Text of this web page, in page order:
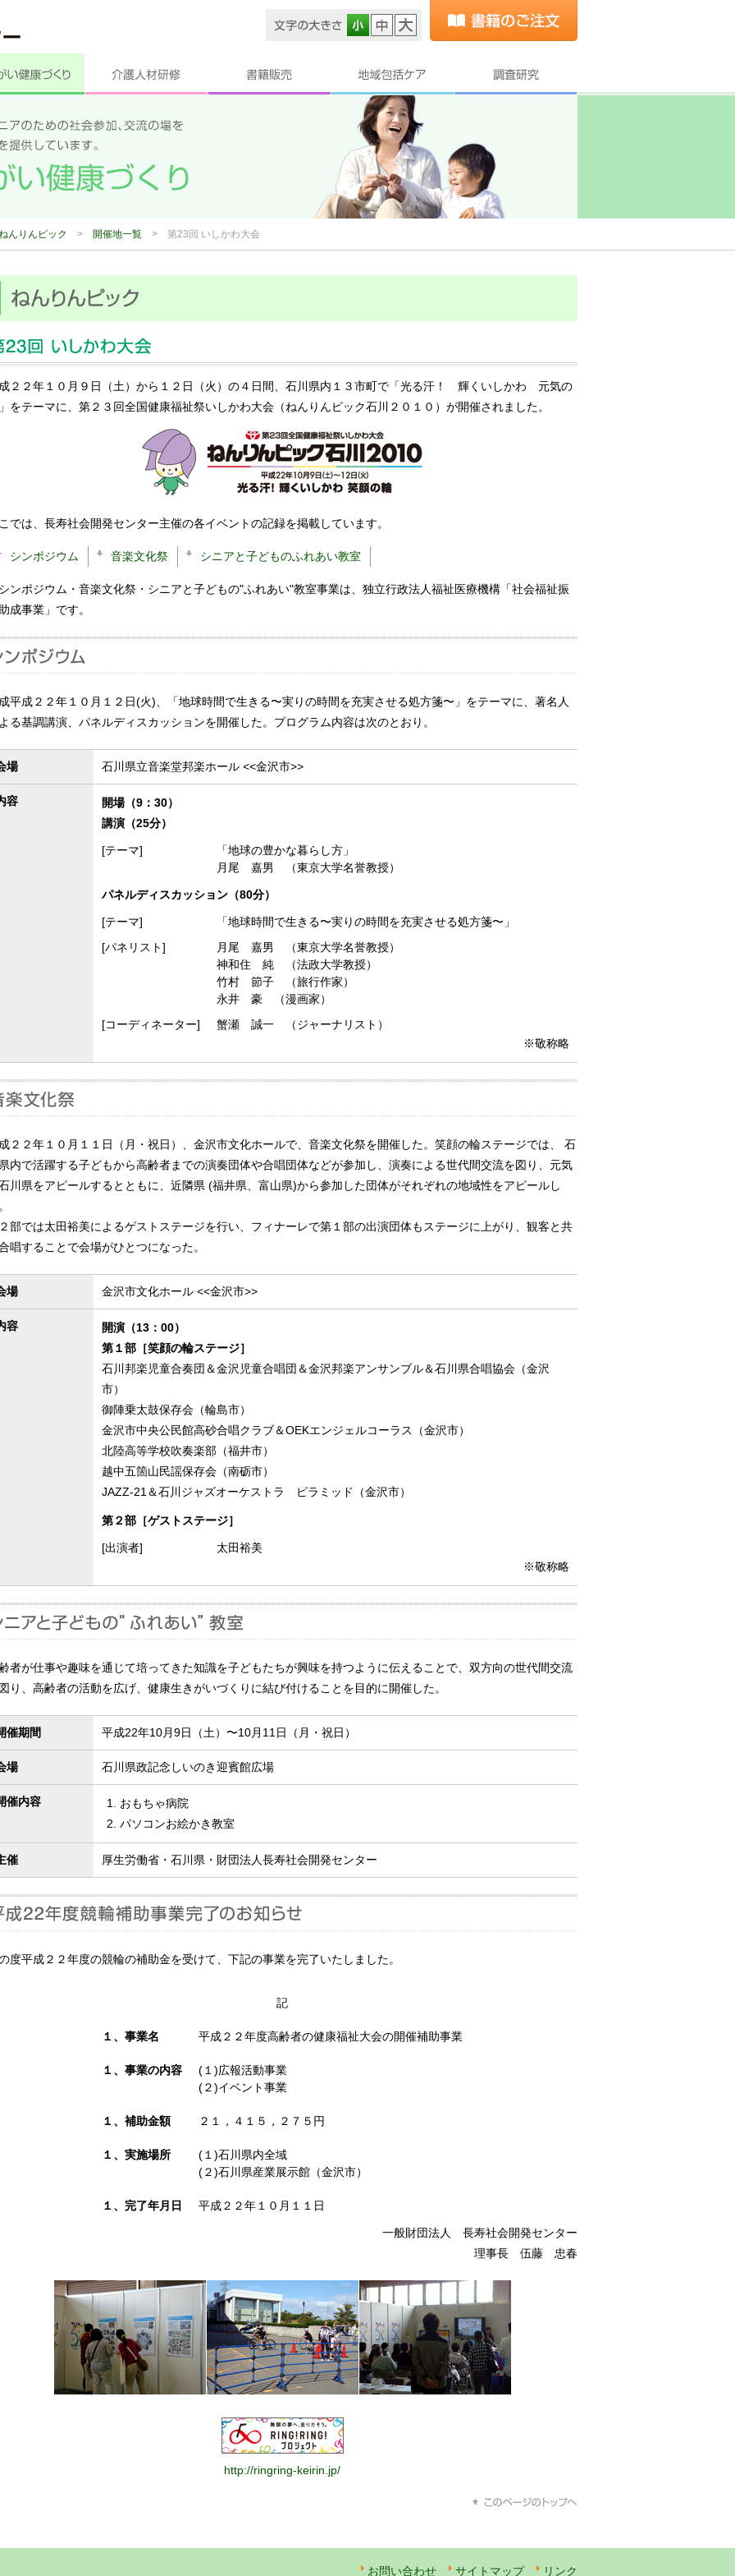
んりんピック > 開催地一覧 > 第23回 いしかわ大会
２２年１０月９日（土）から１２日（火）の４日間、石川県内１３市町で「光る汗！ 輝くいしかわ 元気の
をテーマに、第２３回全国健康福祉祭いしかわ大会（ねんりんピック石川２０１０）が開催されました。
では、長寿社会開発センター主催の各イベントの記録を掲載しています。
シンポジウム 音楽文化祭 シニアと子どものふれあい教室
ンポジウム・音楽文化祭・シニアと子どもの"ふれあい"教室事業は、独立行政法人福祉医療機構「社会福祉振
成事業」です。
平成２２年１０月１２日(火)、「地球時間で生きる〜実りの時間を充実させる処方箋〜」をテーマに、著名人
る基調講演、パネルディスカッションを開催した。プログラム内容は次のとおり。
場 石川県立音楽堂邦楽ホール <<金沢市>>
容
開場（9：30）
講演（25分）
[テーマ]
「地球の豊かな暮らし方」
月尾 嘉男 （東京大学名誉教授）
パネルディスカッション（80分）
[テーマ]
「地球時間で生きる〜実りの時間を充実させる処方箋〜」
[パネリスト]
月尾 嘉男 （東京大学名誉教授）
神和住 純 （法政大学教授）
竹村 節子 （旅行作家）
永井 豪 （漫画家）
[コーディネーター]
蟹瀬 誠一 （ジャーナリスト）
※敬称略
２２年１０月１１日（月・祝日）、金沢市文化ホールで、音楽文化祭を開催した。笑顔の輪ステージでは、 石
内で活躍する子どもから高齢者までの演奏団体や合唱団体などが参加し、演奏による世代間交流を図り、元気
川県をアピールするとともに、近隣県 (福井県、富山県)から参加した団体がそれぞれの地域性をアピールし
部では太田裕美によるゲストステージを行い、フィナーレで第１部の出演団体もステージに上がり、観客と共
唱することで会場がひとつになった。
場 金沢市文化ホール <<金沢市>>
容
開演（13：00）
第１部［笑顔の輪ステージ］
石川邦楽児童合奏団＆金沢児童合唱団＆金沢邦楽アンサンブル＆石川県合唱協会（金沢
市）
御陣乗太鼓保存会（輪島市）
金沢市中央公民館高砂合唱クラブ＆OEKエンジェルコーラス（金沢市）
北陸高等学校吹奏楽部（福井市）
越中五箇山民謡保存会（南砺市）
JAZZ-21＆石川ジャズオーケストラ ピラミッド（金沢市）
第２部［ゲストステージ］
[出演者]
太田裕美
※敬称略
者が仕事や趣味を通じて培ってきた知識を子どもたちが興味を持つように伝えることで、双方向の世代間交流
り、高齢者の活動を広げ、健康生きがいづくりに結び付けることを目的に開催した。
催期間 平成22年10月9日（土）〜10月11日（月・祝日）
場 石川県政記念しいのき迎賓館広場
催内容
おもちゃ病院
パソコンお絵かき教室
催 厚生労働省・石川県・財団法人長寿社会開発センター
度平成２２年度の競輪の補助金を受けて、下記の事業を完了いたしました。
記
１、事業名 平成２２年度高齢者の健康福祉大会の開催補助事業
１、事業の内容
(１)広報活動事業
(２)イベント事業
１、補助金額 ２１，４１５，２７５円
１、実施場所
(１)石川県内全域
(２)石川県産業展示館（金沢市）
１、完了年月日 平成２２年１０月１１日
一般財団法人 長寿社会開発センター
理事長 伍藤 忠春
http://ringring-keirin.jp/
お問い合わせ サイトマップ リンク